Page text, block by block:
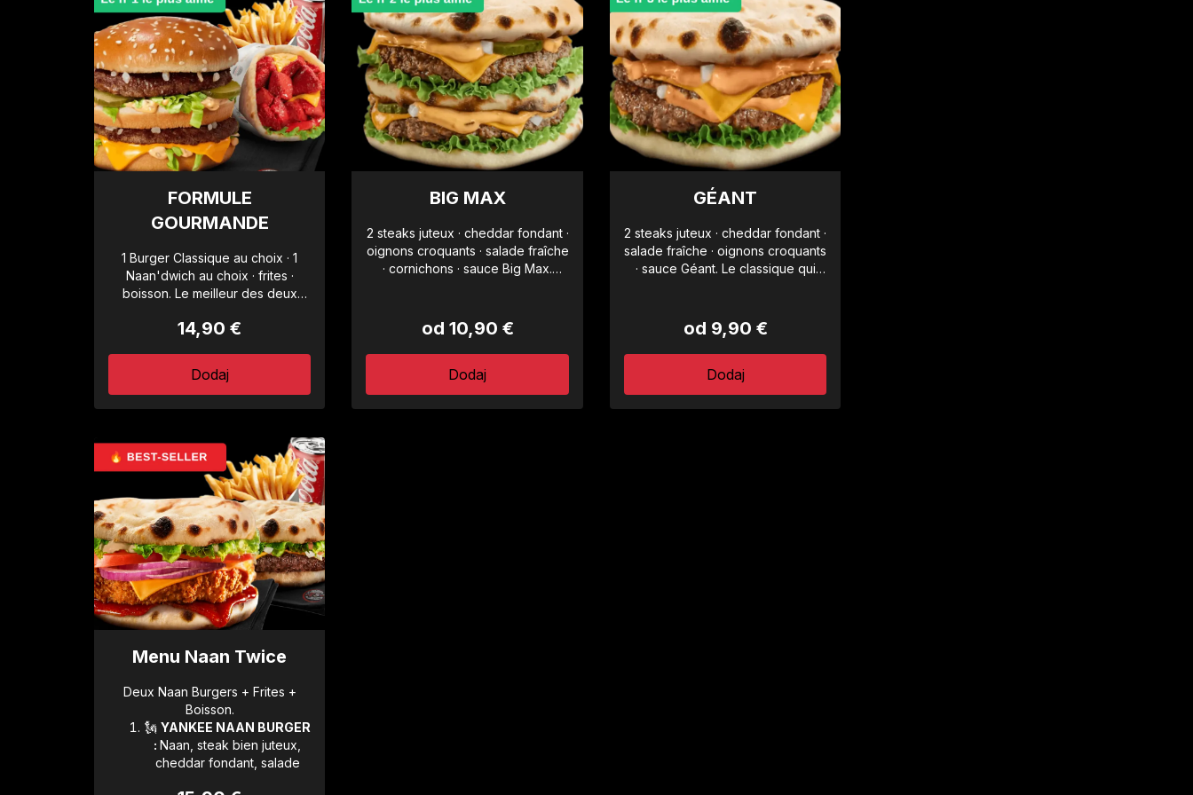
FORMULE
GOURMANDE
1 Burger Classique au choix · 1
Naan'dwich au choix · frites ·
boisson. Le meilleur des deux
14,90 €
Dodaj
BIG MAX
2 steaks juteux · cheddar fondant ·
oignons croquants · salade fraîche
· cornichons · sauce Big Max.
od 10,90 €
Dodaj
GÉANT
2 steaks juteux · cheddar fondant ·
salade fraîche · oignons croquants
· sauce Géant. Le classique qui
od 9,90 €
Dodaj
Menu Naan Twice
Deux Naan Burgers + Frites +
Boisson.
🗽 YANKEE NAAN BURGER
:Naan, steak bien juteux,
cheddar fondant, salade